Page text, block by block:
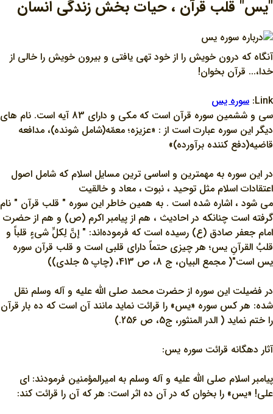
"يس" قلب قرآن ، حيات بخش زندگي انسان
آنگاه که درون خويش را از خود تهي يافتي و بيرون خويش را خالي از
خدا،... قرآن بخوان!
Link: سوره يس
سي و ششمين سوره قرآن است كه مكي و داراي 83 آيه است. نام هاي
ديگر اين سوره عبارت است از : «عزيزه؛ معمّه(شامل شونده)، مدافعه
قاضيه(دفع كننده برآورده)»
در اين سوره به مهمترين و اساسي ترين مسايل اسلام که شامل اصول
اعتقادات اسلام مثل توحيد ، نبوت ، معاد و خالقيت
مي شود ، اشاره شده است . به همين خاطر اين سوره " قلب قرآن " نام
گرفته است چنانکه در احاديث ، هم از پيامبر اکرم (ص) و هم از حضرت
امام جعفر صادق (ع) رسيده است که فرموده‌اند: " إنَّ لِکلِّ شيءٍ قلباً و
قلبُ القرآنِ يس؛ هر چيزي حتماً داراي قلبي است و قلب قرآن سوره
يس است"( مجمع البيان، ج 8، ص 413، (چاپ 5 جلدي))
در فضيلت اين سوره از حضرت محمد صلي الله عليه و آله وسلم نقل
شده: هر كس سوره «يس» را قرائت نمايد مانند آن است كه ده بار قرآن
را ختم نمايد ( الدر المنثور، ج5، ص 256.)
آثار دهگانه قرائت سوره يس:
پيامبر اسلام صلي الله عليه و آله وسلم به اميرالمؤمنين فرمودند: اي
علي! «يس» را بخوان كه در آن ده اثر است: هر كه آن را قرائت كند: